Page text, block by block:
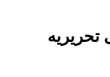
تحریریه